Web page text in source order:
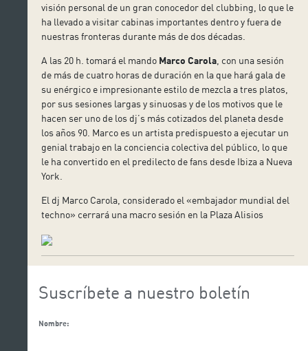
visión personal de un gran conocedor del clubbing, lo que le
ha llevado a visitar cabinas importantes dentro y fuera de
nuestras fronteras durante más de dos décadas.
A las 20 h. tomará el mando Marco Carola , con una sesión
de más de cuatro horas de duración en la que hará gala de
su enérgico e impresionante estilo de mezcla a tres platos,
por sus sesiones largas y sinuosas y de los motivos que le
hacen ser uno de los dj’s más cotizados del planeta desde
los años 90. Marco es un artista predispuesto a ejecutar un
genial trabajo en la conciencia colectiva del público, lo que
le ha convertido en el predilecto de fans desde Ibiza a Nueva
York.
El dj Marco Carola, considerado el «embajador mundial del
techno» cerrará una macro sesión en la Plaza Alisios
Suscríbete a nuestro boletín
Nombre: